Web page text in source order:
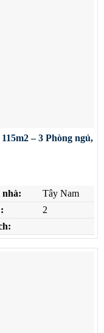
– 3 Phòng ngủ,
Tây Nam
2